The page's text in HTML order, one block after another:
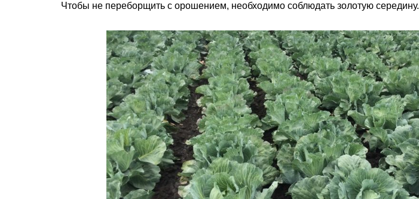
Чтобы не переборщить с орошением, необходимо соблюдать золотую середину.